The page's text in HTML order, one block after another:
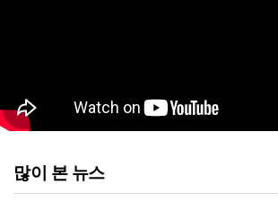
많이 본 뉴스